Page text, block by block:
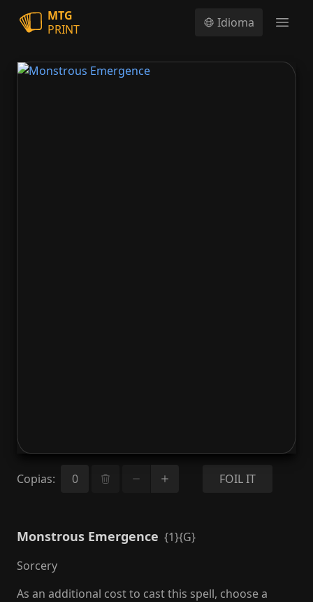
MTG
PRINT
Idioma
Copias: FOIL IT
Monstrous Emergence {1}{G}
Sorcery
As an additional cost to cast this spell, choose a